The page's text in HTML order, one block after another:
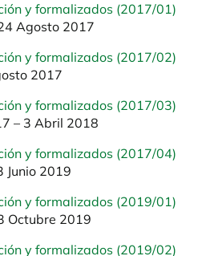
y formalizados (2017/01)
Agosto 2017
y formalizados (2017/02)
2017
y formalizados (2017/03)
– 3 Abril 2018
y formalizados (2017/04)
Junio 2019
y formalizados (2019/01)
Octubre 2019
y formalizados (2019/02)